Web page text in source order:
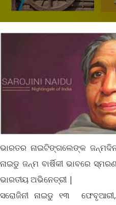
ଭାରତର ନାଇଟିଙ୍ଗଲେଙ୍କ
ନାଇଡୁ ଜନ୍ମ ବାର୍ଷିକୀ ଭାବରେ
ଭାରତୀୟ ଅଭିନେତ୍ରୀ |
ସରୋଜିନୀ ନାଇଡୁ ୧୩